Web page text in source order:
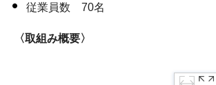
従業員数 70名
〈取組み概要〉